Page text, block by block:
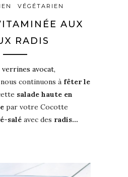
VÉGÉTARIEN
AUX
RADIS
verrines avocat,
continuons à fêter le
salade haute en
par votre Cocotte
salé avec des radis…